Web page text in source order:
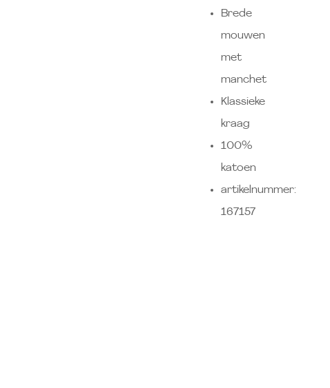
Brede
mouwen
met
manchet
Klassieke
kraag
100%
katoen
artikelnummer:
167157